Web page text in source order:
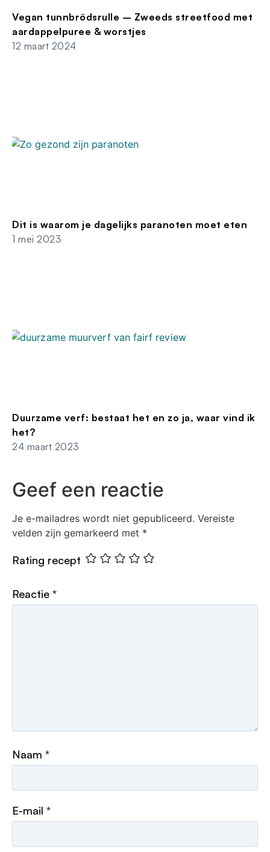
Vegan tunnbrödsrulle – Zweeds streetfood met
aardappelpuree & worstjes
12 maart 2024
Dit is waarom je dagelijks paranoten moet eten
1 mei 2023
Duurzame verf: bestaat het en zo ja, waar vind ik
het?
24 maart 2023
Geef een reactie
Je e-mailadres wordt niet gepubliceerd. Vereiste
velden zijn gemarkeerd met *
Rating recept
Reactie *
Naam *
E-mail *